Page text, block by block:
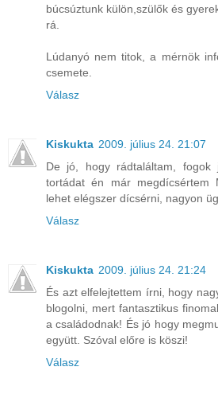
búcsúztunk külön,szülők és
rá.
Lúdanyó nem titok, a mérnök
csemete.
Válasz
Kiskukta 2009. július 24. 21:07
De jó, hogy rádtaláltam, fogok
tortádat én már megdícsértem
lehet elégszer dícsérni, nagyon
Válasz
Kiskukta 2009. július 24. 21:24
És azt elfelejtettem írni, hogy
blogolni, mert fantasztikus
a családodnak! És jó hogy
együtt. Szóval előre is köszi!
Válasz